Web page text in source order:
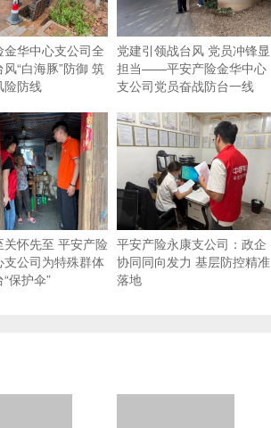
金华中心支公司全
“白海豚”防御 筑
险防线
党建引领战台风 党员冲锋显
担当——平安产险金华中心
支公司党员奋战防台一线
关怀先至 平安产险
支公司为特殊群体
保护伞”
平安产险永康支公司：政企
协同同向发力 基层防控精准
落地